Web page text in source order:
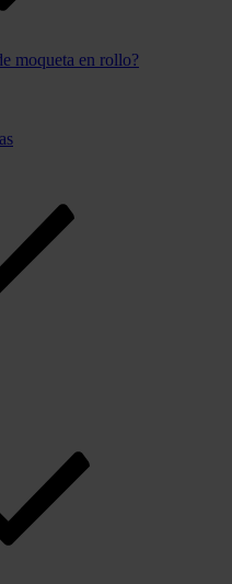
moqueta en rollo?